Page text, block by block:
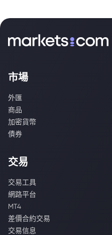
市場
外匯
商品
加密貨幣
債券
交易
交易工具
網路平台
MT4
差價合約交易
交易信息